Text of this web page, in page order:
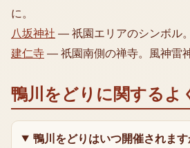
に。
八坂神社 — 祇園エリアのシンボル
建仁寺 — 祇園南側の禅寺。風神雷
鴨川をどり に関するよ
鴨川をどりはいつ開催されま